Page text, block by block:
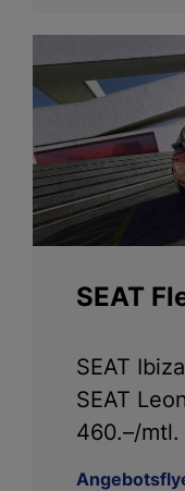
SEAT
SEAT
SEAT
460.–/mtl.